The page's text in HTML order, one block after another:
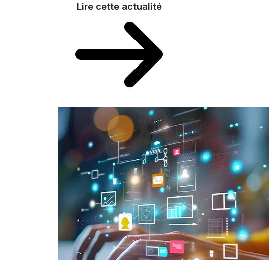
Lire cette actualité